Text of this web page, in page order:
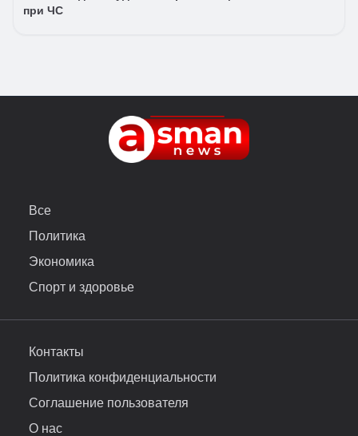
при ЧС
Все
Политика
Экономика
Спорт и здоровье
Контакты
Политика конфиденциальности
Соглашение пользователя
О нас